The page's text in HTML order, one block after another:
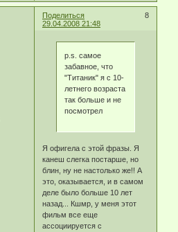
Поделиться
8
29.04.2008 21:48
p.s. самое
забавное, что
"Титаник" я с 10-
летнего возраста
так больше и не
посмотрел
Я офигела с этой фразы. Я
канеш слегка постарше, но
блин, ну не настолько же!! А
это, оказывается, и в самом
деле было больше 10 лет
назад... Кшмр, у меня этот
фильм все еще
ассоциируется с